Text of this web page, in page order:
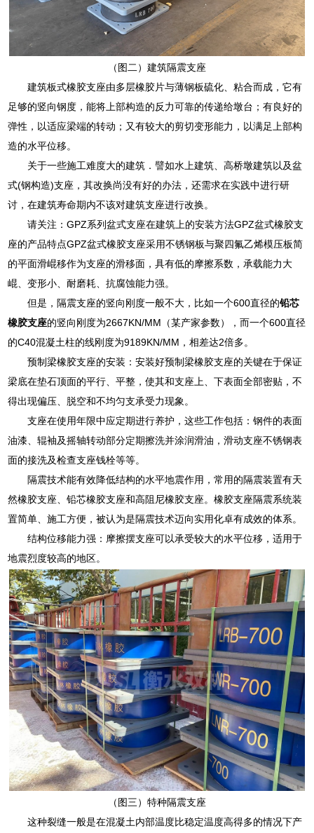
（图二）建筑隔震支座
建筑板式橡胶支座由多层橡胶片与薄钢板硫化、粘合而成，它有
足够的竖向钢度，能将上部构造的反力可靠的传递给墩台；有良好的
弹性，以适应梁端的转动；又有较大的剪切变形能力，以满足上部构
造的水平位移。
关于一些施工难度大的建筑．譬如水上建筑、高桥墩建筑以及盆
式(钢构造)支座，其改换尚没有好的办法，还需求在实践中进行研
讨，在建筑寿命期内不该对建筑支座进行改换。
请关注：GPZ系列盆式支座在建筑上的安装方法GPZ盆式橡胶支
座的产品特点GPZ盆式橡胶支座采用不锈钢板与聚四氟乙烯模压板简
的平面滑崐移作为支座的滑移面，具有低的摩擦系数，承载能力大
崐、变形小、耐磨耗、抗腐蚀能力强。
但是，隔震支座的竖向刚度一般不大，比如一个600直径的铅芯
橡胶支座的竖向刚度为2667KN/MM（某产家参数），而一个600直径
的C40混凝土柱的线刚度为9189KN/MM，相差达2倍多。
预制梁橡胶支座的安装：安装好预制梁橡胶支座的关键在于保证
梁底在垫石顶面的平行、平整，使其和支座上、下表面全部密贴，不
得出现偏压、脱空和不均匀支承受力现象。
支座在使用年限中应定期进行养护，这些工作包括：钢件的表面
油漆、辊袖及摇轴转动部分定期擦洗并涂润滑油，滑动支座不锈钢表
面的接洗及检查支座钱栓等等。
隔震技术能有效降低结构的水平地震作用，常用的隔震装置有天
然橡胶支座、铅芯橡胶支座和高阻尼橡胶支座。橡胶支座隔震系统装
置简单、施工方便，被认为是隔震技术迈向实用化卓有成效的体系。
结构位移能力强：摩擦摆支座可以承受较大的水平位移，适用于
地震烈度较高的地区。
（图三）特种隔震支座
这种裂缝一般是在混凝土内部温度比稳定温度高得多的情况下产